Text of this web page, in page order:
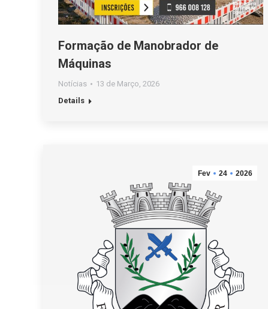
Formação de Manobrador de
Máquinas
Notícias
13 de Março, 2026
Details
Fev 24 2026